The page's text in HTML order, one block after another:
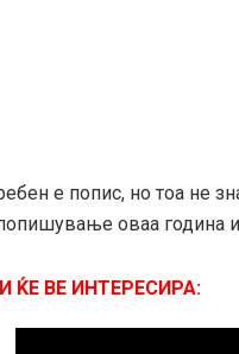
е попис, но тоа не
оваа година
ЌЕ ВЕ ИНТЕРЕСИРА: